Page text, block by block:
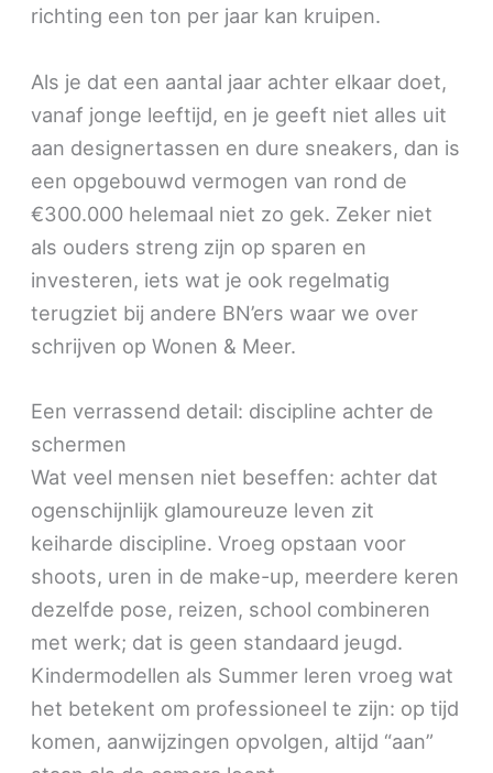
richting een ton per jaar kan kruipen.
Als je dat een aantal jaar achter elkaar doet,
vanaf jonge leeftijd, en je geeft niet alles uit
aan designertassen en dure sneakers, dan is
een opgebouwd vermogen van rond de
€300.000 helemaal niet zo gek. Zeker niet
als ouders streng zijn op sparen en
investeren, iets wat je ook regelmatig
terugziet bij andere BN’ers waar we over
schrijven op Wonen & Meer.
Een verrassend detail: discipline achter de
schermen
Wat veel mensen niet beseffen: achter dat
ogenschijnlijk glamoureuze leven zit
keiharde discipline. Vroeg opstaan voor
shoots, uren in de make-up, meerdere keren
dezelfde pose, reizen, school combineren
met werk; dat is geen standaard jeugd.
Kindermodellen als Summer leren vroeg wat
het betekent om professioneel te zijn: op tijd
komen, aanwijzingen opvolgen, altijd “aan”